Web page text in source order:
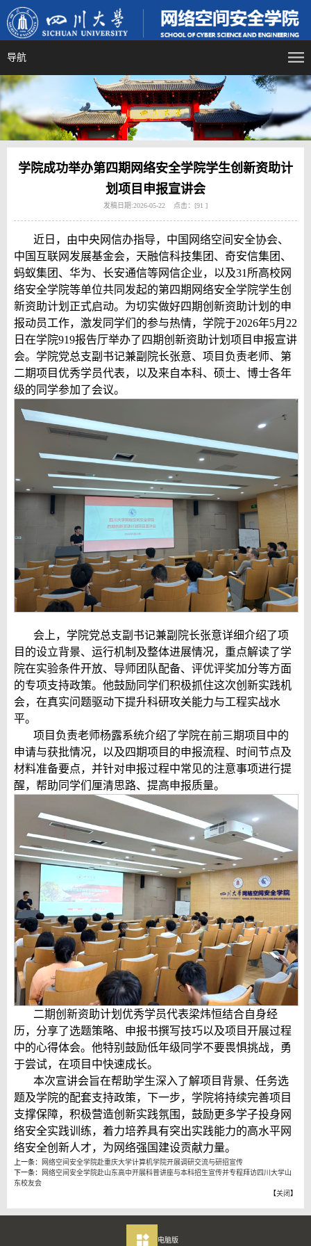
导航
学院成功举办第四期网络安全学院学生创新资助计
划项目申报宣讲会
发稿日期:2026-05-22 点击：[91 ]
近日，由中央网信办指导，中国网络空间安全协会、
中国互联网发展基金会，天融信科技集团、奇安信集团、
蚂蚁集团、华为、长安通信等网信企业，以及31 所高校网
络安全学院等单位共同发起的第四期网络安全学院学生创
新资助计划正式启动。为切实做好四期创新资助计划的申
报动员工作，激发同学们的参与热情，学院于2026年5月 22
日在学院919报告厅举办了四期创新资助计划项目申报宣讲
会。学院党总支副书记兼副院长张意、项目负责老师、第
二期项目优秀学员代表，以及来自本科、硕士、博士各年
级的同学参加了会议。
会上，学院党总支副书记兼副院长张意详细介绍了项
目的设立背景、运行机制及整体进展情况，重点解读了学
院在实验条件开放、导师团队配备、评优评奖加分等方面
的专项支持政策。他鼓励同学们积极抓住这次创新实践机
会，在真实问题驱动下提升科研攻关能力与工程实战水
平。
项目负责老师杨露系统介绍了学院在前三期项目中的
申请与获批情况，以及四期项目的申报流程、时间节点及
材料准备要点，并针对申报过程中常见的注意事项进行提
醒，帮助同学们厘清思路、提高申报质量。
二期创新资助计划优秀学员代表梁炜恒结合自身经
历，分享了选题策略、申报书撰写技巧以及项目开展过程
中的心得体会。他特别鼓励低年级同学不要畏惧挑战，勇
于尝试，在项目中快速成长。
本次宣讲会旨在帮助学生深入了解项目背景、任务选
题及学院的配套支持政策，下一步，学院将持续完善项目
支撑保障，积极营造创新实践氛围，鼓励更多学子投身网
络安全实践训练，着力培养具有突出实践能力的高水平网
络安全创新人才，为网络强国建设贡献力量。
上一条：
网络空间安全学院赴重庆大学计算机学院开展调研交流与研招宣传
下一条：
网络空间安全学院赴山东高中开展科普讲座与本科招生宣传并专程拜访四川大学山
东校友会
【关闭】
电脑版